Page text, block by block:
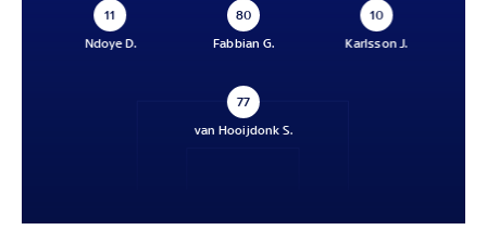
11
Ndoye D.
80
Fabbian G.
10
Karlsson J.
77
van Hooijdonk S.